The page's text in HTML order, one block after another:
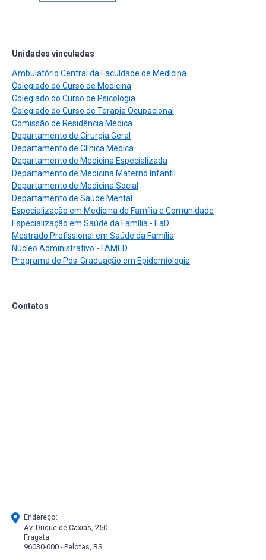
Unidades vinculadas
Ambulatório Central da Faculdade de Medicina
Colegiado do Curso de Medicina
Colegiado do Curso de Psicologia
Colegiado do Curso de Terapia Ocupacional
Comissão de Residência Médica
Departamento de Cirurgia Geral
Departamento de Clínica Médica
Departamento de Medicina Especializada
Departamento de Medicina Materno Infantil
Departamento de Medicina Social
Departamento de Saúde Mental
Especialização em Medicina de Família e Comunidade
Especialização em Saúde da Família - EaD
Mestrado Profissional em Saúde da Família
Núcleo Administrativo - FAMED
Programa de Pós-Graduação em Epidemiologia
Contatos
Endereço:
Av. Duque de Caxias, 250
Fragata
96030-000 - Pelotas, RS